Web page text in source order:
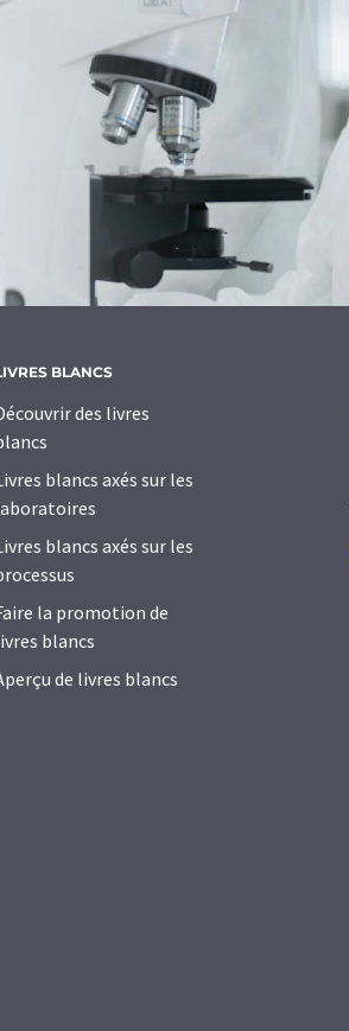
BLANCS
des livres
blancs axés sur les
blancs axés sur les
la promotion de
blancs
de livres blancs